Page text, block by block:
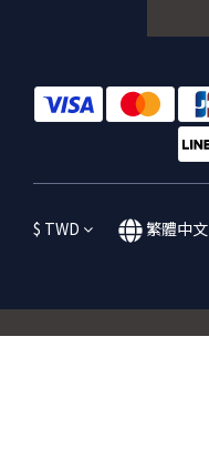
$ TWD 繁體中文